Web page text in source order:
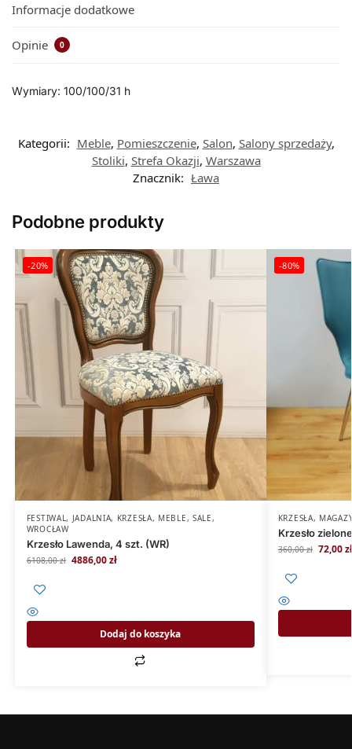
Informacje dodatkowe
Opinie 0
Wymiary: 100/100/31 h
Kategorii: Meble, Pomieszczenie, Salon, Salony sprzedaży,
Stoliki, Strefa Okazji, Warszawa
Znacznik: Ława
Podobne produkty
-20%
FESTIWAL, JADALNIA, KRZESŁA, MEBLE, SALE,
WROCŁAW
Krzesło Lawenda, 4 szt. (WR)
6108,00zł 4886,00zł
Dodaj do koszyka
-80%
KRZESŁA,
Krzesło
360,00zł 72,00zł